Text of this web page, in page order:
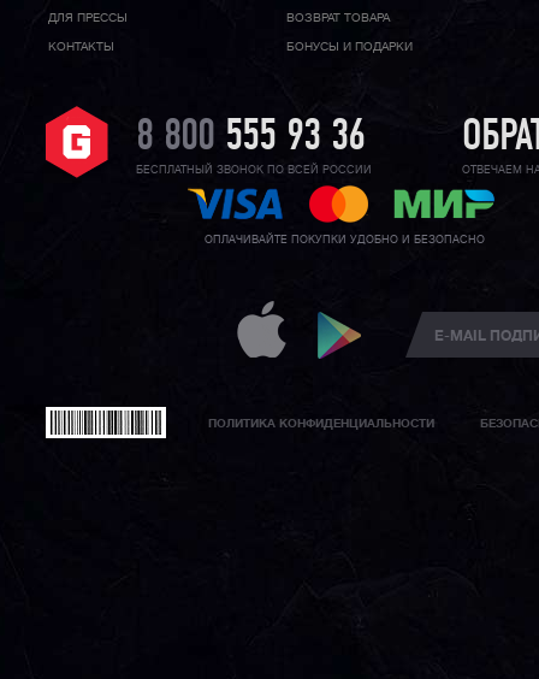
ДЛЯ ПРЕССЫ
КОНТАКТЫ
ВОЗВРАТ ТОВАРА
БОНУСЫ И ПОДАРКИ
8 800 555 93 36
БЕСПЛАТНЫЙ ЗВОНОК ПО ВСЕЙ РОССИИ ОТВЕЧАЕМ
ОПЛАЧИВАЙТЕ ПОКУПКИ УДОБНО И БЕЗОПАСНО
ПОЛИТИКА КОНФИДЕНЦИАЛЬНОСТИ